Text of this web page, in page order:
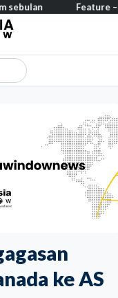
ke AS
Feature – Dari